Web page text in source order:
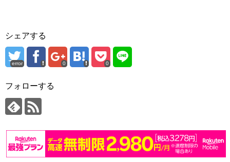
シェアする
error 0 0
フォローする